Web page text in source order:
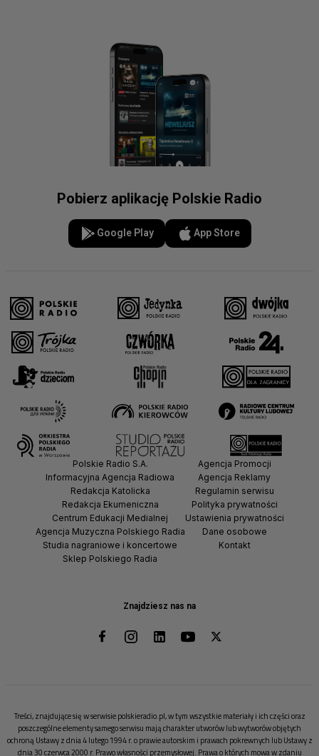
Pobierz aplikację Polskie Radio
Google Play App Store
Znajdziesz nas na
Polskie Radio S.A.
Informacyjna Agencja Radiowa
Redakcja Katolicka
Redakcja Ekumeniczna
Centrum Edukacji Medialnej
Agencja Muzyczna Polskiego Radia
Studia nagraniowe i koncertowe
Sklep Polskiego Radia
Agencja Promocji
Agencja Reklamy
Regulamin serwisu
Polityka prywatności
Ustawienia prywatności
Dane osobowe
Kontakt
Treści, znajdujące się w serwisie polskieradio.pl, w tym wszystkie materiały i ich części oraz
poszczególne elementy samego serwisu mają charakter utworów lub wytworów objętych
ochroną Ustawy z dnia 4 lutego 1994 r. o prawie autorskim i prawach pokrewnych lub Ustawy z
dnia 30 czerwca 2000 r. Prawo własności przemysłowej. Prawa o których mowa w zdaniu